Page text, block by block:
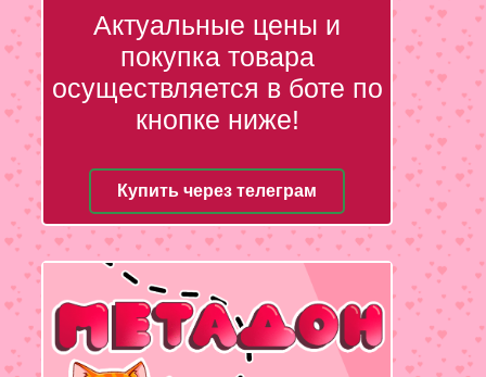
Актуальные цены и
покупка товара
осуществляется в боте по
кнопке ниже!
Купить через телеграм